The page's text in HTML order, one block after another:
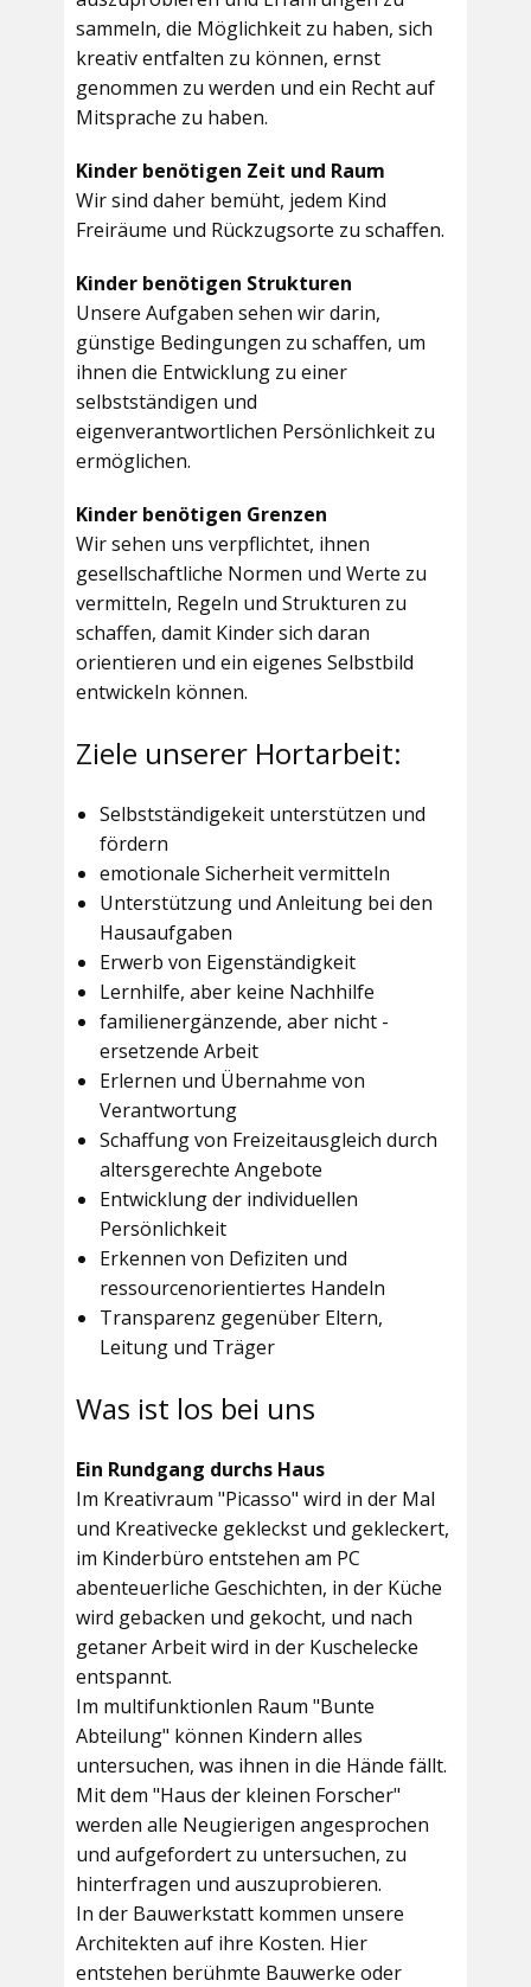
sammeln, die Möglichkeit zu haben, sich
kreativ entfalten zu können, ernst
genommen zu werden und ein Recht auf
Mitsprache zu haben.
Kinder benötigen Zeit und Raum
Wir sind daher bemüht, jedem Kind
Freiräume und Rückzugsorte zu schaffen.
Kinder benötigen Strukturen
Unsere Aufgaben sehen wir darin,
günstige Bedingungen zu schaffen, um
ihnen die Entwicklung zu einer
selbstständigen und
eigenverantwortlichen Persönlichkeit zu
ermöglichen.
Kinder benötigen Grenzen
Wir sehen uns verpflichtet, ihnen
gesellschaftliche Normen und Werte zu
vermitteln, Regeln und Strukturen zu
schaffen, damit Kinder sich daran
orientieren und ein eigenes Selbstbild
entwickeln können.
Ziele unserer Hortarbeit:
Selbstständigekeit unterstützen und
fördern
emotionale Sicherheit vermitteln
Unterstützung und Anleitung bei den
Hausaufgaben
Erwerb von Eigenständigkeit
Lernhilfe, aber keine Nachhilfe
familienergänzende, aber nicht -
ersetzende Arbeit
Erlernen und Übernahme von
Verantwortung
Schaffung von Freizeitausgleich durch
altersgerechte Angebote
Entwicklung der individuellen
Persönlichkeit
Erkennen von Defiziten und
ressourcenorientiertes Handeln
Transparenz gegenüber Eltern,
Leitung und Träger
Was ist los bei uns
Ein Rundgang durchs Haus
Im Kreativraum "Picasso" wird in der Mal
und Kreativecke gekleckst und gekleckert,
im Kinderbüro entstehen am PC
abenteuerliche Geschichten, in der Küche
wird gebacken und gekocht, und nach
getaner Arbeit wird in der Kuschelecke
entspannt.
Im multifunktionlen Raum "Bunte
Abteilung" können Kindern alles
untersuchen, was ihnen in die Hände fällt.
Mit dem "Haus der kleinen Forscher"
werden alle Neugierigen angesprochen
und aufgefordert zu untersuchen, zu
hinterfragen und auszuprobieren.
In der Bauwerkstatt kommen unsere
Architekten auf ihre Kosten. Hier
entstehen berühmte Bauwerke oder